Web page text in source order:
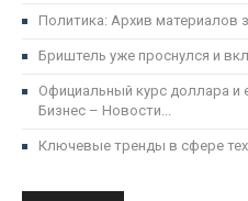
Политика: Архив материалов
Бриштель уже проснулся и
Официальный курс доллара и
Бизнес – Новости...
Ключевые тренды в сфере